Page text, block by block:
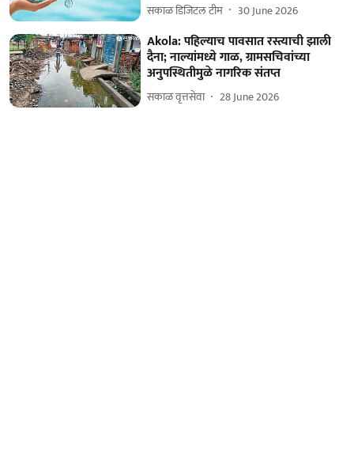
सकाळ डिजिटल टीम 30 June 2026
Akola: पहिल्याच पावसात रस्त्याची झाली
दैना; नाल्यांमध्ये गाळ, ग्रामसचिवांच्या
अनुपस्थितीमुळे नागरिक संतप्त
सकाळ वृत्तसेवा 28 June 2026